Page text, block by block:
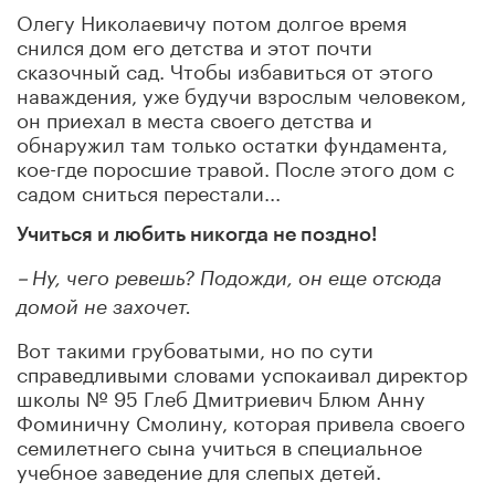
Олегу Николаевичу потом долгое время
снился дом его детства и этот почти
сказочный сад. Чтобы избавиться от этого
наваждения, уже будучи взрослым человеком,
он приехал в места своего детства и
обнаружил там только остатки фундамента,
кое-где поросшие травой. После этого дом с
садом сниться перестали...
Учиться и любить никогда не поздно!
– Ну, чего ревешь? Подожди, он еще отсюда
домой не захочет.
Вот такими грубоватыми, но по сути
справедливыми словами успокаивал директор
школы № 95 Глеб Дмитриевич Блюм Анну
Фоминичну Смолину, которая привела своего
семилетнего сына учиться в специальное
учебное заведение для слепых детей.